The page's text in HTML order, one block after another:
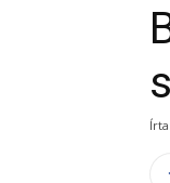
Írta: